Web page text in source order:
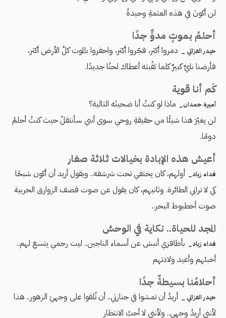
لن أكونَ في هذه العتمةِ وحيدةً
أحلمُ بموتٍ مدوٍّ جدًا
حيدر الغزالي _ دمروا أكثر، فجّروا أكثر، واحفروا بالموت كلَّ الأرض أكثر،
فأرضنا نايٌ كبيرٌ كلما ثقّبته أعطاك لحنًا جديدًا.
كَم أنا قوية
أميرة حمدان_ ماذا لو كنتُ أنا ضحيتَه التالية؟
لن يغيّرَ هذا شيئًا من حقيقةِ روحي سوى أنني سأنتقلُ حيث كنتُ أحلمُ
دومًا.
أعيش هذه الإبادة بخيالات ثلاثة صغار
فداء زياد_ أولهم، كان يختفي تحت شرشفه.. ويقول أريد أن أكون شبحًا
كي لا تراني الطائرة. وثانيهم، كان يقول عن صوت قصف الزوارق الحربية
صوت أخطبوط البحر..
المجد للحياة.. نكاية في الوحش
فداء زياد_ بأظافري أنبش عن أسماء الناجين.. ليت رحمي يتسع لهم..
أخبئهم وأعيد ولادتهم
أحلامُنا بسيطةٌ جدًا
حيدر الغزالي _ أريدُ أن تمشوا في جنازتي.. أن تُلقوا على وجهيَ الزهور.. هذا
لأنني أريدُ وجهي.. ولأنني لا أحبُ الانتظار